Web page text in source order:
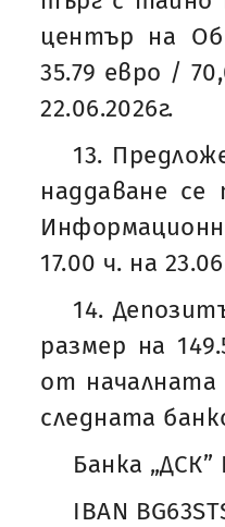
център на
35.79 евро /
22.06.2026г.
13.
наддаване се
17.00 ч. на
14.
размер на
от началната
следната
Банка
IBAN